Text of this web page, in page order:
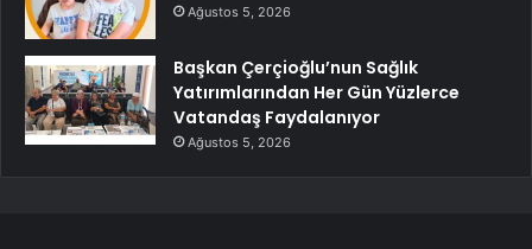
Ağustos 5, 2026
Başkan Çerçioğlu’nun Sağlık
Yatırımlarından Her Gün Yüzlerce
Vatandaş Faydalanıyor
Ağustos 5, 2026